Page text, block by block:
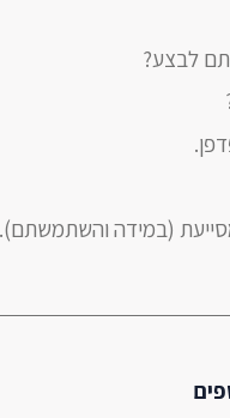
לבצע?
(במידה והשתמשתם).